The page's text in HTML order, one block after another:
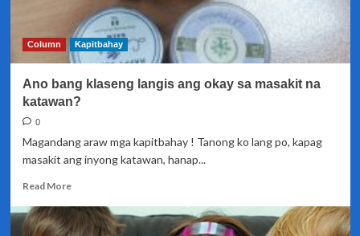
Column Kapitbahay
Ano bang klaseng langis ang okay sa masakit na
katawan?
0
Magandang araw mga kapitbahay ! Tanong ko lang po, kapag
masakit ang inyong katawan, hanap...
Read MoreRead
about
Ano